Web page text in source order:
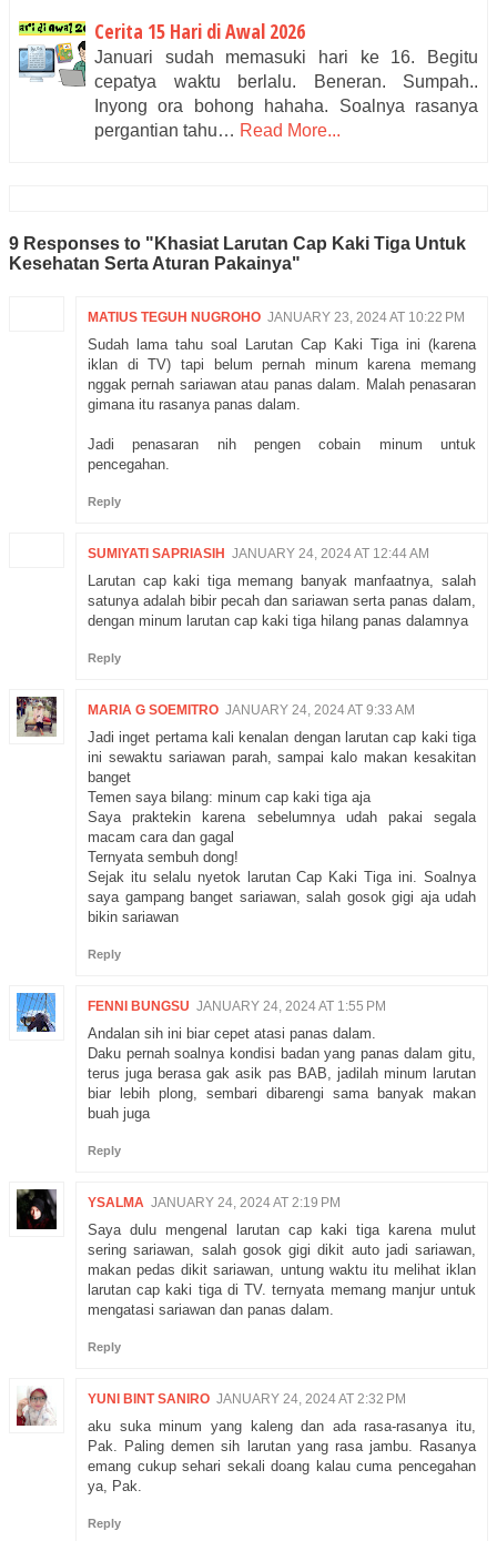
Cerita 15 Hari di Awal 2026
Januari sudah memasuki hari ke 16. Begitu
cepatya waktu berlalu. Beneran. Sumpah..
Inyong ora bohong hahaha. Soalnya rasanya
pergantian tahu… Read More...
9 Responses to "Khasiat Larutan Cap Kaki Tiga Untuk
Kesehatan Serta Aturan Pakainya"
MATIUS TEGUH NUGROHO JANUARY 23, 2024 AT 10:22 PM
Sudah lama tahu soal Larutan Cap Kaki Tiga ini (karena
iklan di TV) tapi belum pernah minum karena memang
nggak pernah sariawan atau panas dalam. Malah penasaran
gimana itu rasanya panas dalam.
Jadi penasaran nih pengen cobain minum untuk
pencegahan.
Reply
SUMIYATI SAPRIASIH JANUARY 24, 2024 AT 12:44 AM
Larutan cap kaki tiga memang banyak manfaatnya, salah
satunya adalah bibir pecah dan sariawan serta panas dalam,
dengan minum larutan cap kaki tiga hilang panas dalamnya
Reply
MARIA G SOEMITRO JANUARY 24, 2024 AT 9:33 AM
Jadi inget pertama kali kenalan dengan larutan cap kaki tiga
ini sewaktu sariawan parah, sampai kalo makan kesakitan
banget
Temen saya bilang: minum cap kaki tiga aja
Saya praktekin karena sebelumnya udah pakai segala
macam cara dan gagal
Ternyata sembuh dong!
Sejak itu selalu nyetok larutan Cap Kaki Tiga ini. Soalnya
saya gampang banget sariawan, salah gosok gigi aja udah
bikin sariawan
Reply
FENNI BUNGSU JANUARY 24, 2024 AT 1:55 PM
Andalan sih ini biar cepet atasi panas dalam.
Daku pernah soalnya kondisi badan yang panas dalam gitu,
terus juga berasa gak asik pas BAB, jadilah minum larutan
biar lebih plong, sembari dibarengi sama banyak makan
buah juga
Reply
YSALMA JANUARY 24, 2024 AT 2:19 PM
Saya dulu mengenal larutan cap kaki tiga karena mulut
sering sariawan, salah gosok gigi dikit auto jadi sariawan,
makan pedas dikit sariawan, untung waktu itu melihat iklan
larutan cap kaki tiga di TV. ternyata memang manjur untuk
mengatasi sariawan dan panas dalam.
Reply
YUNI BINT SANIRO JANUARY 24, 2024 AT 2:32 PM
aku suka minum yang kaleng dan ada rasa-rasanya itu,
Pak. Paling demen sih larutan yang rasa jambu. Rasanya
emang cukup sehari sekali doang kalau cuma pencegahan
ya, Pak.
Reply